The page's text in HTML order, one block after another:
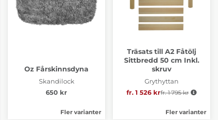
Oz Fårskinnsdyna
Skandilock
650 kr
Fler varianter
Träsats till A2 Fåtölj
Sittbredd 50 cm Inkl.
skruv
Grythyttan
fr. 1 526 krOrdinarie pris:
fr. 1 795 kr
Fler varianter